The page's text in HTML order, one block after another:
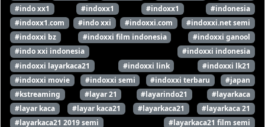
#indo xx1
#indoxx1 #indoxx1
#indonesia
#indoxx1.com
#indo xxi #indoxxi.com
#indoxxi.net semi
#indoxxi bz
#indoxxi film indonesia
#indoxxi ganool
#indo xxi indonesia
#indoxxi indonesia
#indoxxi layarkaca21
#indoxxi link
#indoxxi lk21
#indoxxi movie
#indoxxi semi #indoxxi terbaru
#japan
#kstreaming
#layar 21 #layarindo21
#layarkaca
#layar kaca
#layar kaca21 #layarkaca21
#layarkaca 21
#layarkaca21 2019 semi
#layarkaca21 film semi